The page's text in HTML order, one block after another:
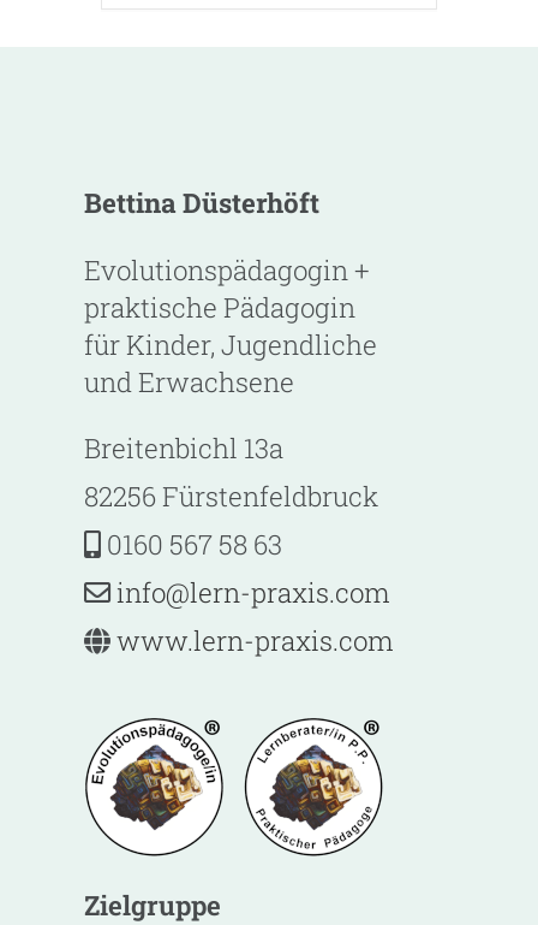
Bettina Düsterhöft
Evolutionspädagogin +
praktische Pädagogin
für Kinder, Jugendliche
und Erwachsene
Breitenbichl 13a
82256 Fürstenfeldbruck
0160 567 58 63
moc.s
ixarp
-nrel
@ofni
www.lern-praxis.com
Zielgruppe